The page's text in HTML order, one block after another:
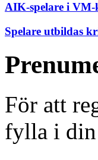
AIK-spelare i VM-
Spelare utbildas
För att
fylla i din